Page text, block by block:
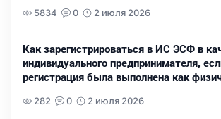
5834 0 2 июля 2026
Как зарегистрироваться в ИС ЭСФ в
индивидуального предпринимателя,
регистрация была выполнена как
282 0 2 июля 2026